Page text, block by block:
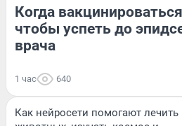
Когда
чтобы успеть до
врача
1 час 640
Как нейросети помогают лечить